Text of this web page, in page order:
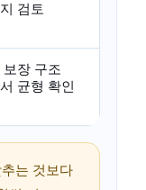
검토
보장 구조
균형 확인
는 것보다